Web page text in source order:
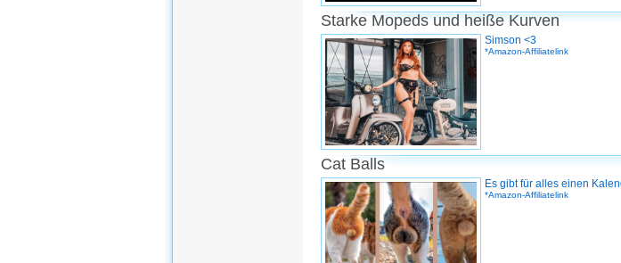
Starke Mopeds und heiße Kurven
Simson <3
*Amazon-Affiliatelink
Cat Balls
Es gibt für alles einen
*Amazon-Affiliatelink